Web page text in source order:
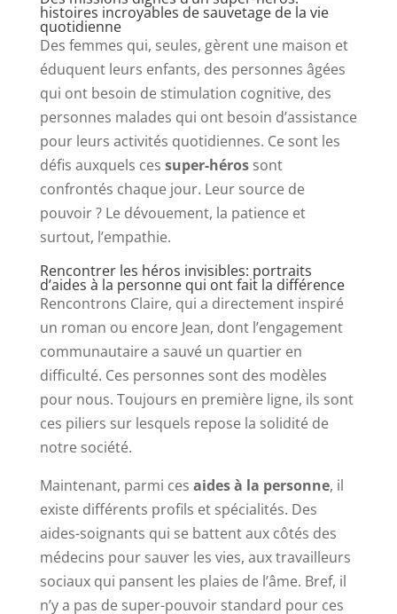
histoires incroyables de sauvetage de la vie
quotidienne
Des femmes qui, seules, gèrent une maison et
éduquent leurs enfants, des personnes âgées
qui ont besoin de stimulation cognitive, des
personnes malades qui ont besoin d’assistance
pour leurs activités quotidiennes. Ce sont les
défis auxquels ces super-hérossont
confrontés chaque jour. Leur source de
pouvoir ? Le dévouement, la patience et
surtout, l’empathie.
Rencontrer les héros invisibles: portraits
d’aides à la personne qui ont fait la différence
Rencontrons Claire, qui a directement inspiré
un roman ou encore Jean, dont l’engagement
communautaire a sauvé un quartier en
difficulté. Ces personnes sont des modèles
pour nous. Toujours en première ligne, ils sont
ces piliers sur lesquels repose la solidité de
notre société.
Maintenant, parmi ces aides à la personne, il
existe différents profils et spécialités. Des
aides-soignants qui se battent aux côtés des
médecins pour sauver les vies, aux travailleurs
sociaux qui pansent les plaies de l’âme. Bref, il
n’y a pas de super-pouvoir standard pour ces